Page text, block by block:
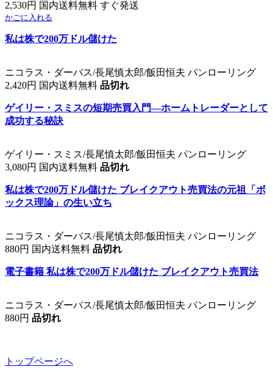
2,530円 国内送料無料 すぐ発送
かごに入れる
私は株で200万ドル儲けた
ニコラス・ダーバス/長尾慎太郎/飯田恒夫 パンローリング
2,420円 国内送料無料 品切れ
ゲイリー・スミスの短期売買入門―ホームトレーダーとして
成功する秘訣
ゲイリー・スミス/長尾慎太郎/飯田恒夫 パンローリング
3,080円 国内送料無料 品切れ
私は株で200万ドル儲けた ブレイクアウト売買法の元祖「ボ
ックス理論」の生い立ち
ニコラス・ダーバス/長尾慎太郎/飯田恒夫 パンローリング
880円 国内送料無料 品切れ
電子書籍 私は株で200万ドル儲けた ブレイクアウト売買法
ニコラス・ダーバス/長尾慎太郎/飯田恒夫 パンローリング
880円 品切れ
トップページへ